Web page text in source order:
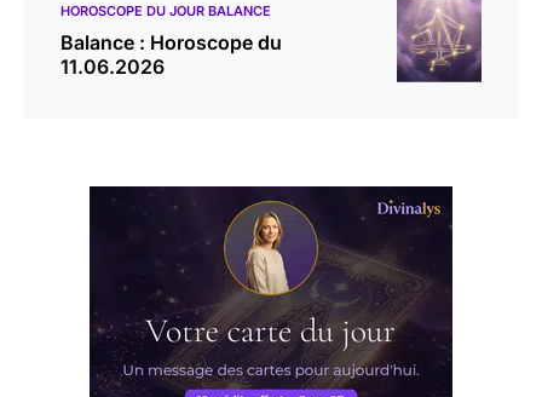
HOROSCOPE DU JOUR BALANCE
Balance : Horoscope du
11.06.2026